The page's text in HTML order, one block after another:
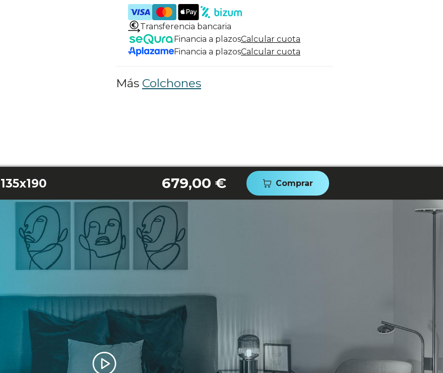
Transferencia bancaria
Financia a plazosCalcular cuota
Financia a plazosCalcular cuota
Más Colchones
679,00 € Comprar